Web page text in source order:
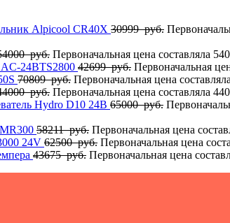
Alpicool CR40X 30999руб.
руб. Первоначальная цена составляла
24BTS2800 42699руб. Первоначальная
70809руб. Первоначальная цена
руб. Первоначальная цена составляла
Hydro D10 24В 65000руб.
58211руб. Первоначальная цена
24V 62500руб. Первоначальная цена
43675руб. Первоначальная цена